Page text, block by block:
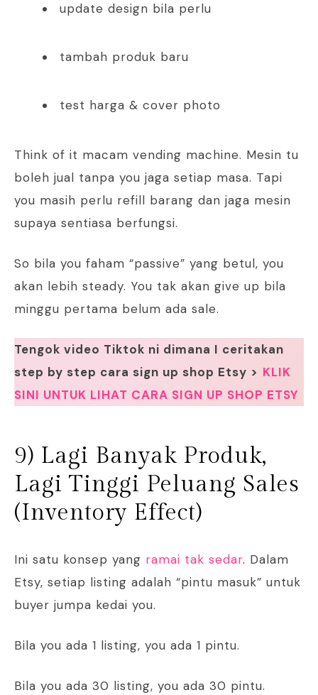
update design bila perlu
tambah produk baru
test harga & cover photo
Think of it macam vending machine. Mesin tu
boleh jual tanpa you jaga setiap masa. Tapi
you masih perlu refill barang dan jaga mesin
supaya sentiasa berfungsi.
So bila you faham “passive” yang betul, you
akan lebih steady. You tak akan give up bila
minggu pertama belum ada sale.
Tengok video Tiktok ni dimana I ceritakan
step by step cara sign up shop Etsy > KLIK
SINI UNTUK LIHAT CARA SIGN UP SHOP ETSY
9) Lagi Banyak Produk,
Lagi Tinggi Peluang Sales
(Inventory Effect)
Ini satu konsep yang ramai tak sedar. Dalam
Etsy, setiap listing adalah “pintu masuk” untuk
buyer jumpa kedai you.
Bila you ada 1 listing, you ada 1 pintu.
Bila you ada 30 listing, you ada 30 pintu.